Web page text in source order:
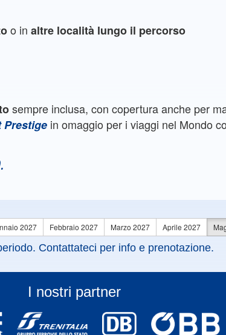
o in altre località lungo il percorso
sempre inclusa, con copertura anche per
Prestige in omaggio per i viaggi nel Mondo
2027 Febbraio 2027 Marzo 2027 Aprile 2027
Contattateci per info e prenotazione.
I nostri partner